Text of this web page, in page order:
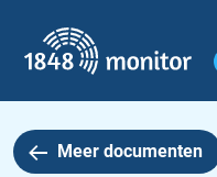
Hoofdmenu
Meer documenten